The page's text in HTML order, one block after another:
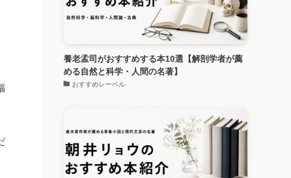
養老孟司がおすすめする本10選【解剖学者が薦
める自然と科学・人間の名著】
おすすめレーベル